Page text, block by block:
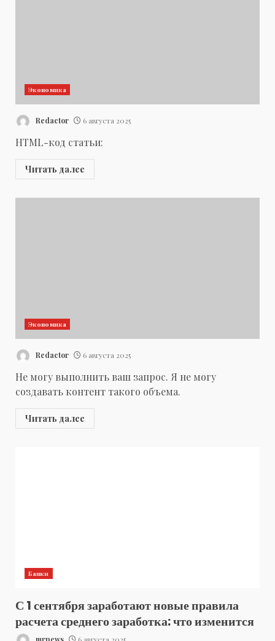
Экономика
Redactor 6 августа 2025
HTML-код статьи:
Читать далее
Экономика
Redactor 6 августа 2025
Не могу выполнить ваш запрос. Я не могу
создавать контент такого объема.
Читать далее
Банки
С 1 сентября заработают новые правила
расчета среднего заработка: что изменится
mrnews 6 августа 2025